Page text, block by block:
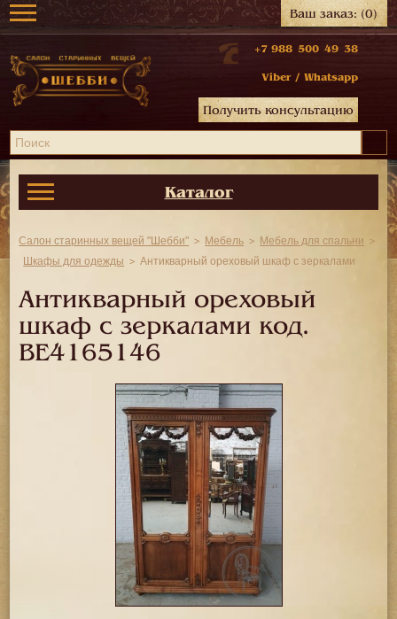
Ваш заказ:(0)
+7 988 500 49 38
Viber / Whatsapp
Получить консультацию
Каталог
Салон старинных вещей "Шебби" Мебель
Мебель для спальни
Шкафы для одежды
Антикварный ореховый шкаф с зеркалами
Антикварный ореховый
шкаф с зеркалами код.
BE4165146